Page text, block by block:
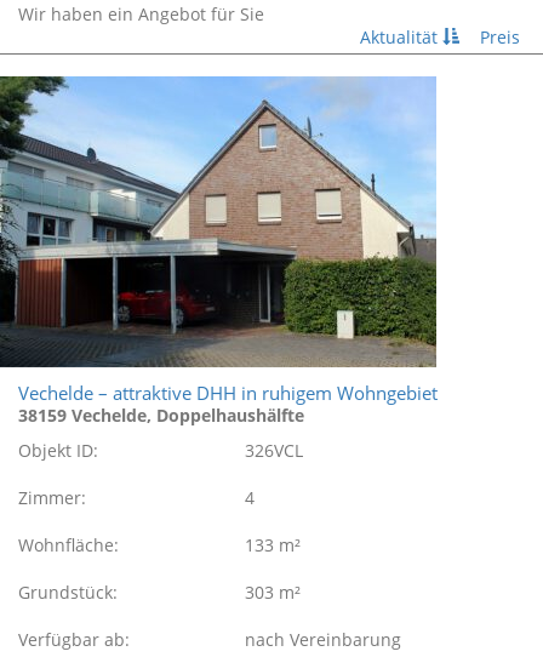
Wir haben ein Angebot für Sie
Aktualität
Preis
Vechelde – attraktive DHH in ruhigem Wohngebiet
38159 Vechelde, Doppelhaushälfte
Objekt ID:
326VCL
Zimmer: 4
Wohnfläche: 133 m²
Grundstück: 303 m²
Verfügbar ab: nach Vereinbarung